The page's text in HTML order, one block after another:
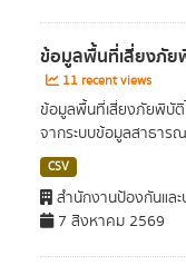
ข้อมูลพื้นที่เสี่ยงภัย
11 recent views
ข้อมูลพื้นที่เสี่ยงภัยพิบั
จากระบบข้อมูลสาธาร
CSV
สำนักงานป้องกันแล
7 สิงหาคม 2569